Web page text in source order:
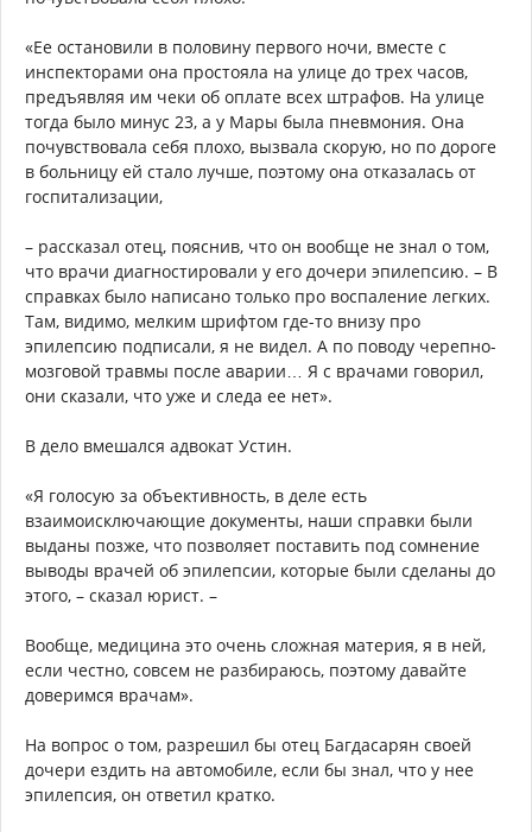
«Ее остановили в половину первого ночи, вместе с
инспекторами она простояла на улице до трех часов,
предъявляя им чеки об оплате всех штрафов. На улице
тогда было минус 23, а у Мары была пневмония. Она
почувствовала себя плохо, вызвала скорую, но по дороге
в больницу ей стало лучше, поэтому она отказалась от
госпитализации,
– рассказал отец, пояснив, что он вообще не знал о том,
что врачи диагностировали у его дочери эпилепсию. – В
справках было написано только про воспаление легких.
Там, видимо, мелким шрифтом где-то внизу про
эпилепсию подписали, я не видел. А по поводу черепно-
мозговой травмы после аварии… Я с врачами говорил,
они сказали, что уже и следа ее нет».
В дело вмешался адвокат Устин.
«Я голосую за объективность, в деле есть
взаимоисключающие документы, наши справки были
выданы позже, что позволяет поставить под сомнение
выводы врачей об эпилепсии, которые были сделаны до
этого, – сказал юрист. –
Вообще, медицина это очень сложная материя, я в ней,
если честно, совсем не разбираюсь, поэтому давайте
доверимся врачам».
На вопрос о том, разрешил бы отец Багдасарян своей
дочери ездить на автомобиле, если бы знал, что у нее
эпилепсия, он ответил кратко.